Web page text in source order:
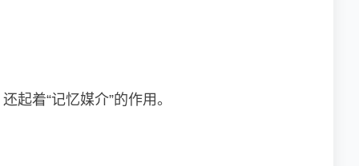
着“记忆媒介”的作用。